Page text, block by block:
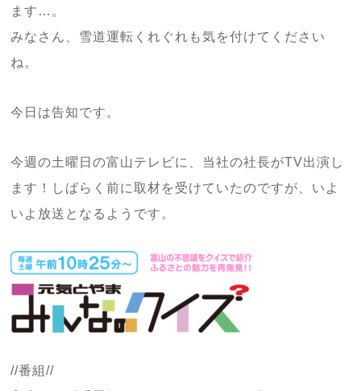
ます…。
みなさん、雪道運転くれぐれも気を付けてください
ね。
今日は告知です。
今週の土曜日の富山テレビに、当社の社長がTV出演し
ます！しばらく前に取材を受けていたのですが、いよ
いよ放送となるようです。
//番組//